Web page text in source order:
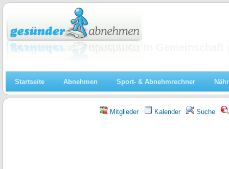
Startseite Abnehmen Sport- & Abnehmrechner
Mitglieder Kalender Suche